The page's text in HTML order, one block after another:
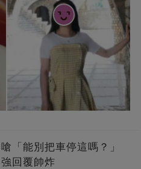
「能別把車停這嗎？」
回覆帥炸